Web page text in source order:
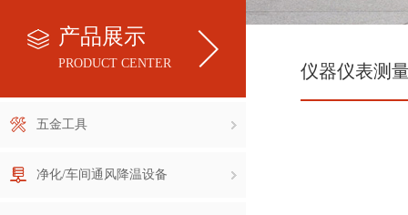
产品展示
PRODUCT CENTER
五金工具
净化/车间通风降温设备
仪器仪表测